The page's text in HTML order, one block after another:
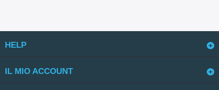
HELP
IL MIO ACCOUNT